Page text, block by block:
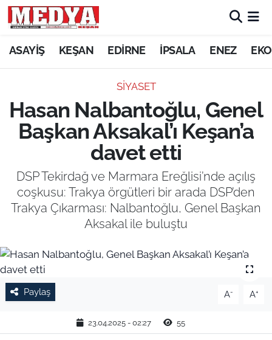
ASAYİŞ KEŞAN EDİRNE İPSALA ENEZ
SİYASET
Hasan Nalbantoğlu, Genel
Başkan Aksakal’ı Keşan’a
davet etti
DSP Tekirdağ ve Marmara Ereğlisi’nde açılış
coşkusu: Trakya örgütleri bir arada DSP’den
Trakya Çıkarması: Nalbantoğlu, Genel Başkan
Aksakal ile buluştu
Paylaş A- A+
23.04.2025 - 02:27 55
KEŞAN
ASAYİŞ
SİYASET
GÜNDEM
EKONOMİ
EĞİTİM
TARIM VE HAYVANCILIK
KÜLTÜR SANAT